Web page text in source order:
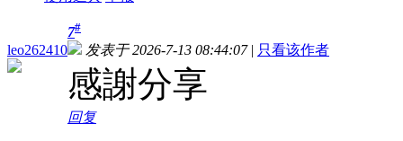
leo262410
7#
发表于 2026-7-13 08:44:07 | 只看该作者
感謝分享
回复